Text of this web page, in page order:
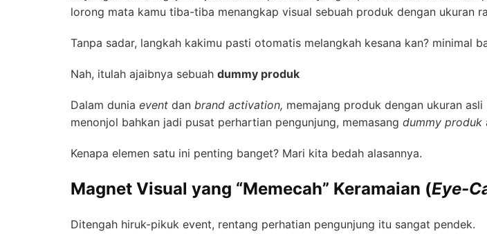
lorong mata kamu tiba-tiba menangkap visual sebuah produk dengan ukuran
Tanpa sadar, langkah kakimu pasti otomatis melangkah kesana kan?
Nah, itulah ajaibnya sebuah dummy produk
Dalam dunia event dan brand activation, memajang produk dengan ukuran
menonjol bahkan jadi pusat perhartian pengunjung, memasang dummy produk
Kenapa elemen satu ini penting banget? Mari kita bedah alasannya.
Magnet Visual yang “Memecah” Keramaian (Eye-
Ditengah hiruk-pikuk event, rentang perhatian pengunjung itu sangat pendek.